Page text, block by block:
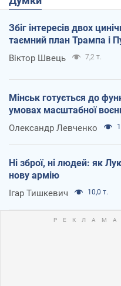
Збіг інтересів двох
таємний план Трампа і
Віктор Швець 7,2 т.
Мінськ готується до
умовах масштабної
Олександр Левченко
Ні зброї, ні людей: як
нову армію
Ігар Тишкевич 10,0 т.